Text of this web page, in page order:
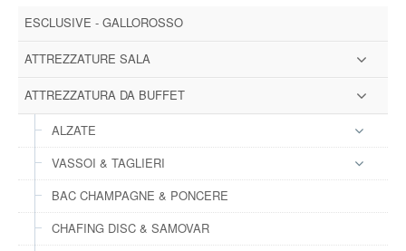
CONTATTI
FAQs
LOGIN
ESCLUSIVE - GALLOROSSO
ATTREZZATURE SALA
ATTREZZATURA DA BUFFET
ALZATE
VASSOI & TAGLIERI
BAC CHAMPAGNE & PONCERE
CHAFING DISC & SAMOVAR